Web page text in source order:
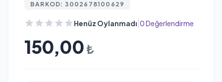
BARKOD: 3002678100629
Henüz Oylanmadı 0 Değerlendirme
150,00 ₺